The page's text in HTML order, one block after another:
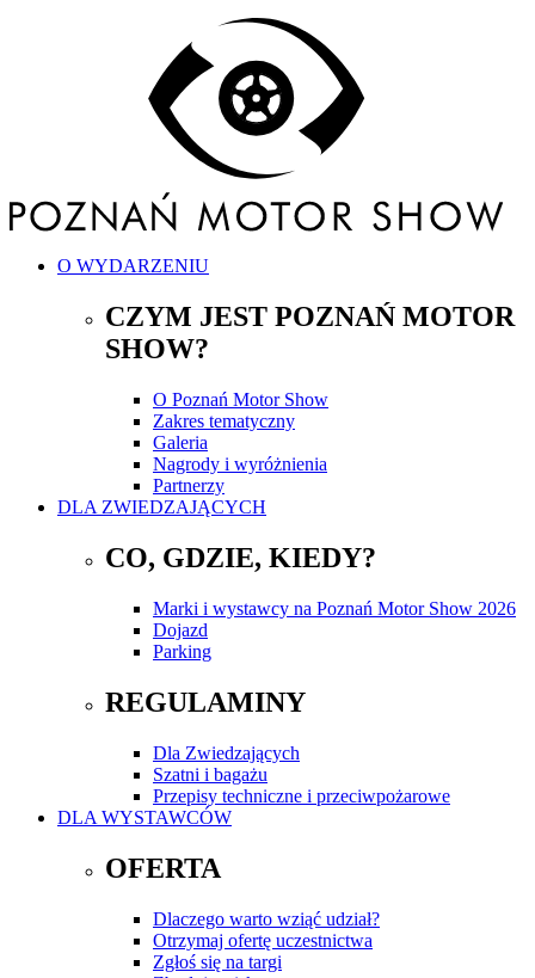
O WYDARZENIU
CZYM JEST POZNAŃ MOTOR
SHOW?
O Poznań Motor Show
Zakres tematyczny
Galeria
Nagrody i wyróżnienia
Partnerzy
DLA ZWIEDZAJĄCYCH
CO, GDZIE, KIEDY?
Marki i wystawcy na Poznań Motor Show 2026
Dojazd
Parking
REGULAMINY
Dla Zwiedzających
Szatni i bagażu
Przepisy techniczne i przeciwpożarowe
DLA WYSTAWCÓW
OFERTA
Dlaczego warto wziąć udział?
Otrzymaj ofertę uczestnictwa
Zgłoś się na targi